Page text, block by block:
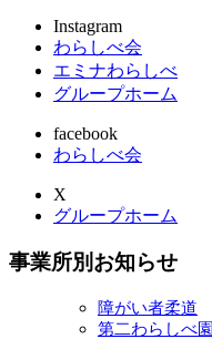
Instagram
わらしべ会
エミナわらしべ
グループホーム
facebook
わらしべ会
X
グループホーム
事業所別お知らせ
障がい者柔道
第二わらしべ園